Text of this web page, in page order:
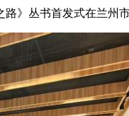
》丛书首发式在兰州